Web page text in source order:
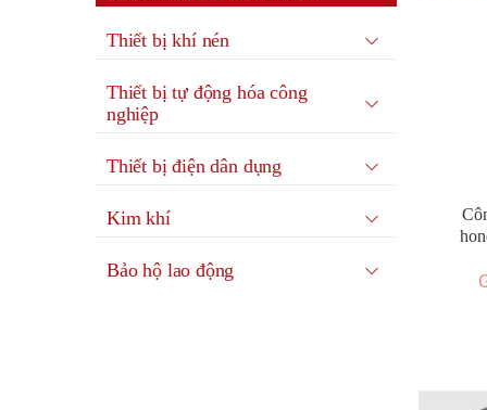
Thiết bị khí nén
Thiết bị tự động hóa công
nghiệp
Thiết bị điện dân dụng
Kim khí
Bảo hộ lao động